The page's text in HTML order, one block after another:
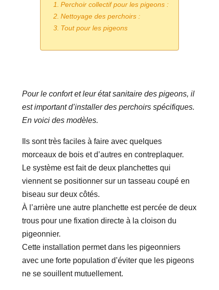
Perchoir collectif pour les pigeons :
Nettoyage des perchoirs :
Tout pour les pigeons
Pour le confort et leur état sanitaire des pigeons, il
est important d’installer des perchoirs spécifiques.
En voici des modèles.
Ils sont très faciles à faire avec quelques
morceaux de bois et d’autres en contreplaquer.
Le système est fait de deux planchettes qui
viennent se positionner sur un tasseau coupé en
biseau sur deux côtés.
À l’arrière une autre planchette est percée de deux
trous pour une fixation directe à la cloison du
pigeonnier.
Cette installation permet dans les pigeonniers
avec une forte population d’éviter que les pigeons
ne se souillent mutuellement.